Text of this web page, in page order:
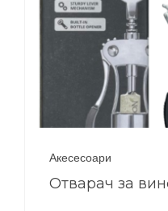
Акесесоари
Отварач за